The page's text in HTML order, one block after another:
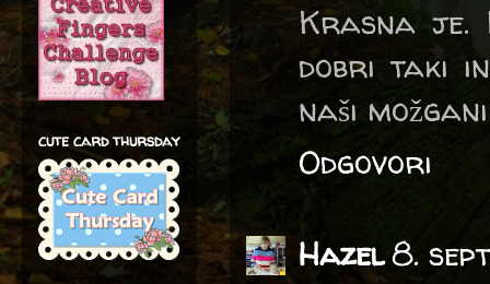
Krasna je.
dobri taki
naši
Odgovori
Hazel8.
cute card thursday